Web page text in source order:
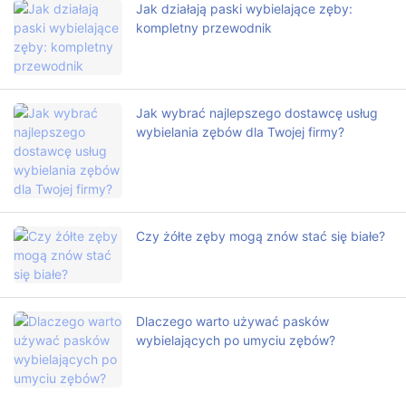
Jak działają paski wybielające zęby:
kompletny przewodnik
Jak wybrać najlepszego dostawcę usług
wybielania zębów dla Twojej firmy?
Czy żółte zęby mogą znów stać się białe?
Dlaczego warto używać pasków
wybielających po umyciu zębów?